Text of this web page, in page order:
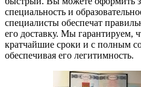
специальность и
специалисты обеспечат
его доставку. Мы гарантируем,
кратчайшие сроки и с полным
обеспечивая его легитимность.